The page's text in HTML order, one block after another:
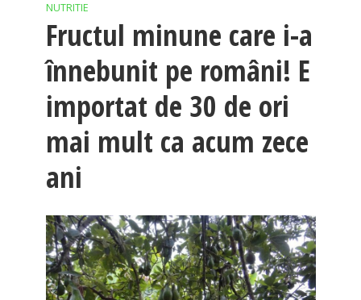
NUTRITIE
Fructul minune care i-a
înnebunit pe români! E
importat de 30 de ori
mai mult ca acum zece
ani